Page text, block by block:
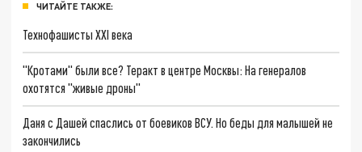
ЧИТАЙТЕ ТАКЖЕ:
Технофашисты XXI века
"Кротами" были все? Теракт в центре Москвы: На генералов
охотятся "живые дроны"
Даня с Дашей спаслись от боевиков ВСУ. Но беды для малышей не
закончились